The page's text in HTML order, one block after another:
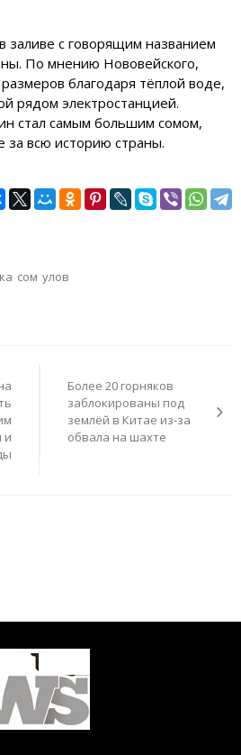
заливе с говорящим названием
По мнению Нововейского,
благодаря тёплой воде,
рядом электростанцией.
стал самым большим сомом,
всю историю страны.
сом улов
и
Более 20 горняков
заблокированы под
землёй в Китае из-за
обвала на шахте